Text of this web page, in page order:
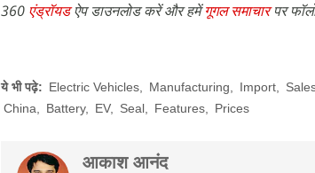
360 एंड्रॉयडऐप डाउनलोड करें और हमेंगूगल समाचारपर
ये भी पढ़े: Electric Vehicles Manufacturing Import
China
Battery, EV, Seal Features Prices
आकाश आनंद